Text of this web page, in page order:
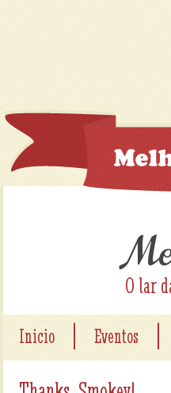
O lar
Inicio Eventos